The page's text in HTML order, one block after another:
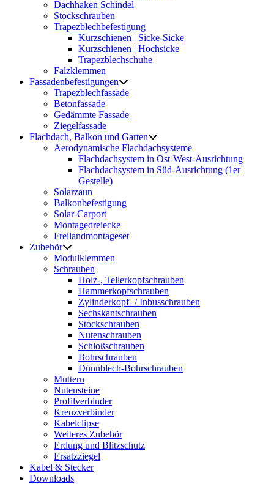
Dachhaken Schindel
Stockschrauben
Trapezblechbefestigung
Kurzschienen | Sicke-Sicke
Kurzschienen | Hochsicke
Trapezblechschuhe
Falzklemmen
Fassadenbefestigungen
Trapezblechfassade
Betonfassade
Gedämmte Fassade
Ziegelfassade
Flachdach, Balkon und Garten
Aerodynamische Flachdachsysteme
Flachdachsystem in Ost-West-Ausrichtung
Flachdachsystem in Süd-Ausrichtung (1er
Gestelle)
Solarzaun
Balkonbefestigung
Solar-Carport
Montagedreiecke
Freilandmontageset
Zubehör
Modulklemmen
Schrauben
Holz-, Tellerkopfschrauben
Hammerkopfschrauben
Zylinderkopf- / Inbusschrauben
Sechskantschrauben
Stockschrauben
Nutenschrauben
Schloßschrauben
Bohrschrauben
Dünnblech-Bohrschrauben
Muttern
Nutensteine
Profilverbinder
Kreuzverbinder
Kabelclipse
Weiteres Zubehör
Erdung und Blitzschutz
Ersatzziegel
Kabel & Stecker
Downloads